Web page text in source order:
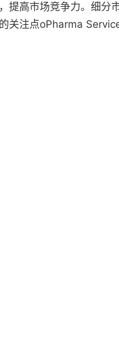
高市场竞争力。细
关注点oPharma